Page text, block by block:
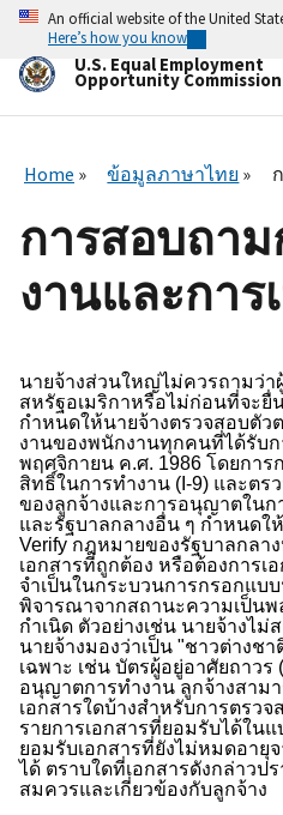
Skip
main
content
An official website of the United
Here’s how you know
U.S. Equal Employment
Opportunity Commission
Home ข้อมูลภาษาไทย
การสอบถา
งานและการ
นายจ้างส่วนใหญ่ไม่ควรถามว่า
สหรัฐอเมริกาหรือไม่ก่อนที่จะยื่
กำหนดให้นายจ้างตรวจสอบตั
งานของพนักงานทุกคนที่ได้รับก
พฤศจิกายน ค.ศ. 1986 โดยการ
สิทธิ์ในการทำงาน ( I-9) และตร
ของลูกจ้างและการอนุญาตใน
และรัฐบาลกลางอื่น ๆ กำหนดใ
Verify กฎหมายของรัฐบาลกลา
เอกสารที่ถูกต้อง หรือต้องการเ
จำเป็นในกระบวนการกรอกแบ
พิจารณาจากสถานะความเป็นพ
กำเนิด ตัวอย่างเช่น นายจ้างไ
นายจ้างมองว่าเป็น "ชาวต่างช
เฉพาะ เช่น บัตรผู้อยู่อาศัยถาวร
อนุญาตการทำงาน ลูกจ้างสามา
เอกสารใดบ้างสำหรับการตรว
รายการเอกสารที่ยอมรับได้ใน
ยอมรับเอกสารที่ยังไม่หมดอายุ
ได้ ตราบใดที่เอกสารดังกล่าวป
สมควรและเกี่ยวข้องกับลูกจ้าง